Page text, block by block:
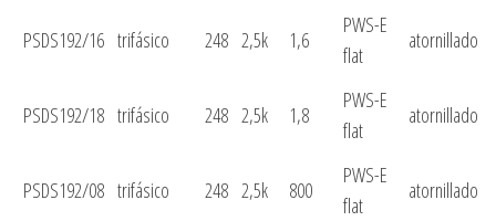
PSDS192/16 trifásico 248 2,5k 1,6
PWS-E
flat
atornillado
PSDS192/18 trifásico 248 2,5k 1,8
PWS-E
flat
atornillado
PSDS192/08 trifásico 248 2,5k 800
PWS-E
flat
atornillado